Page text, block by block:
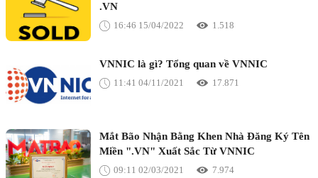
.VN
16:46 15/04/2022 1.518
VNNIC là gì? Tổng quan về VNNIC
11:41 04/11/2021 17.871
Mắt Bão Nhận Bằng Khen Nhà Đăng Ký Tên
Miền ".VN" Xuất Sắc Từ VNNIC
09:11 02/03/2021 7.974